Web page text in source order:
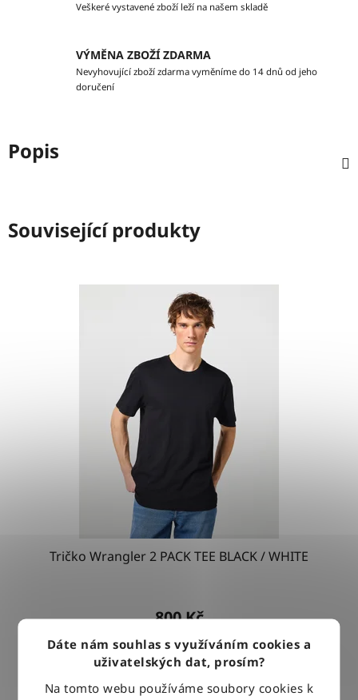
Dáte nám souhlas s využíváním cookies a
uživatelských dat, prosím?
Na tomto webu používáme soubory cookies k
Veškeré vystavené zboží leží na našem skladě
VÝMĚNA ZBOŽÍ ZDARMA
Nevyhovující zboží zdarma vyměníme do 14 dnů od jeho
doručení
Popis
Související produkty
Tričko Wrangler 2 PACK TEE BLACK / WHITE
800 Kč
DETAIL